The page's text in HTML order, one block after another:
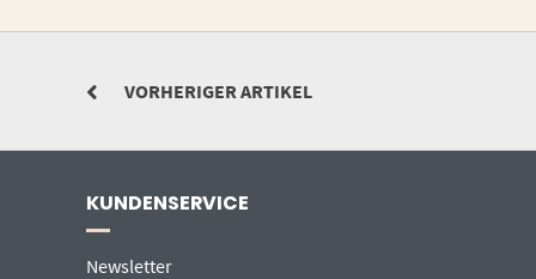
VORHERIGER ARTIKEL
KUNDENSERVICE
Newsletter